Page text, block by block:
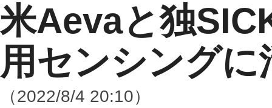
米Aevaと独
用センシングに
（2022/8/4 20:10）